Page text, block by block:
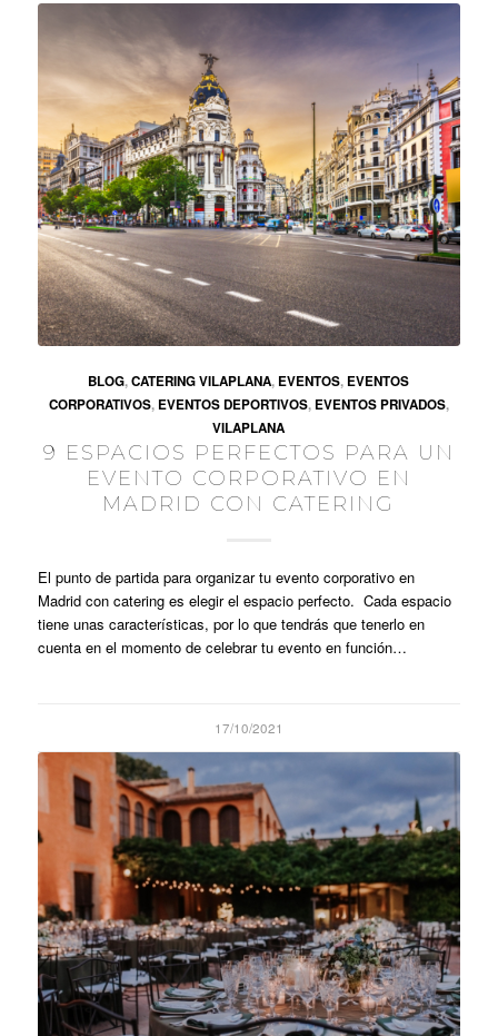
BLOG,CATERING VILAPLANA, EVENTOS, EVENTOS
CORPORATIVOS, EVENTOS DEPORTIVOS, EVENTOS PRIVADOS,
VILAPLANA
9 ESPACIOS PERFECTOS PARA UN
EVENTO CORPORATIVO EN
MADRID CON CATERING
El punto de partida para organizar tu evento corporativo en
Madrid con catering es elegir el espacio perfecto. Cada espacio
tiene unas características, por lo que tendrás que tenerlo en
cuenta en el momento de celebrar tu evento en función…
17/10/2021